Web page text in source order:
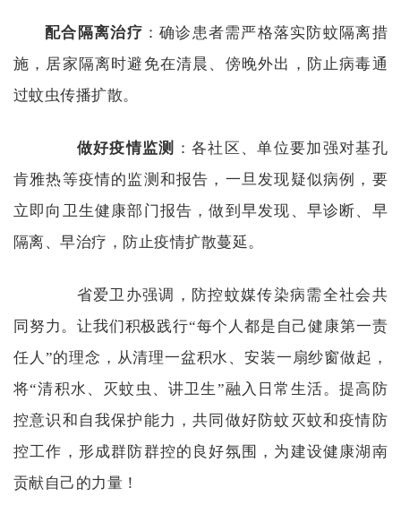
配合隔离治疗 ：确诊患者需严格落实防蚊隔离措
施，居家隔离时避免在清晨、傍晚外出，防止病毒通
过蚊虫传播扩散。
做好疫情监测
：各社区、单位要加强对基孔
肯雅热等疫情的监测和报告，一旦发现疑似病例，要
立即向卫生健康部门报告，做到早发现、早诊断、早
隔离、早治疗，防止疫情扩散蔓延。
省爱卫办强调，防控蚊媒传染病需全社会共
同努力。让我们积极践行“每个人都是自己健康第一责
任人”的理念，从清理一盆积水、安装一扇纱窗做起，
将“清积水、灭蚊虫、讲卫生”融入日常生活。提高防
控意识和自我保护能力，共同做好防蚊灭蚊和疫情防
控工作，形成群防群控的良好氛围，为建设健康湖南
贡献自己的力量！